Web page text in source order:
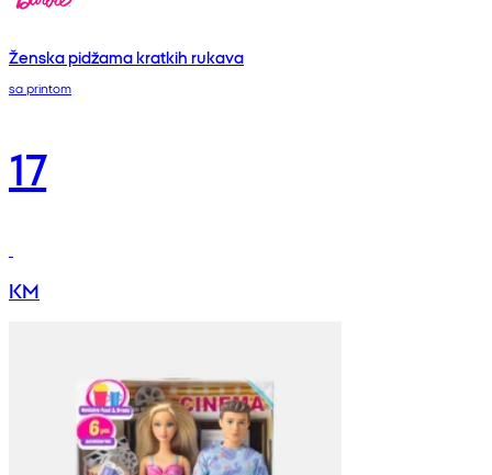
Ženska pidžama kratkih rukava
sa printom
17
KM